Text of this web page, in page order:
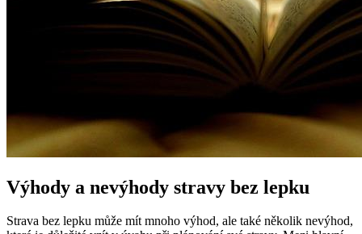
Výhody a nevýhody stravy bez lepku
Strava bez lepku může mít mnoho výhod, ale také několik nevýhod,